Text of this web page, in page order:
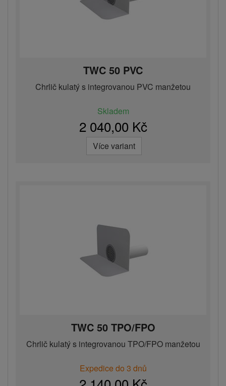
TWC 50 PVC
Chrlič kulatý s integrovanou PVC manžetou
Skladem
2 040,00 Kč
Více variant
TWC 50 TPO/FPO
Chrlič kulatý s integrovanou TPO/FPO manžetou
Expedice do 3 dnů